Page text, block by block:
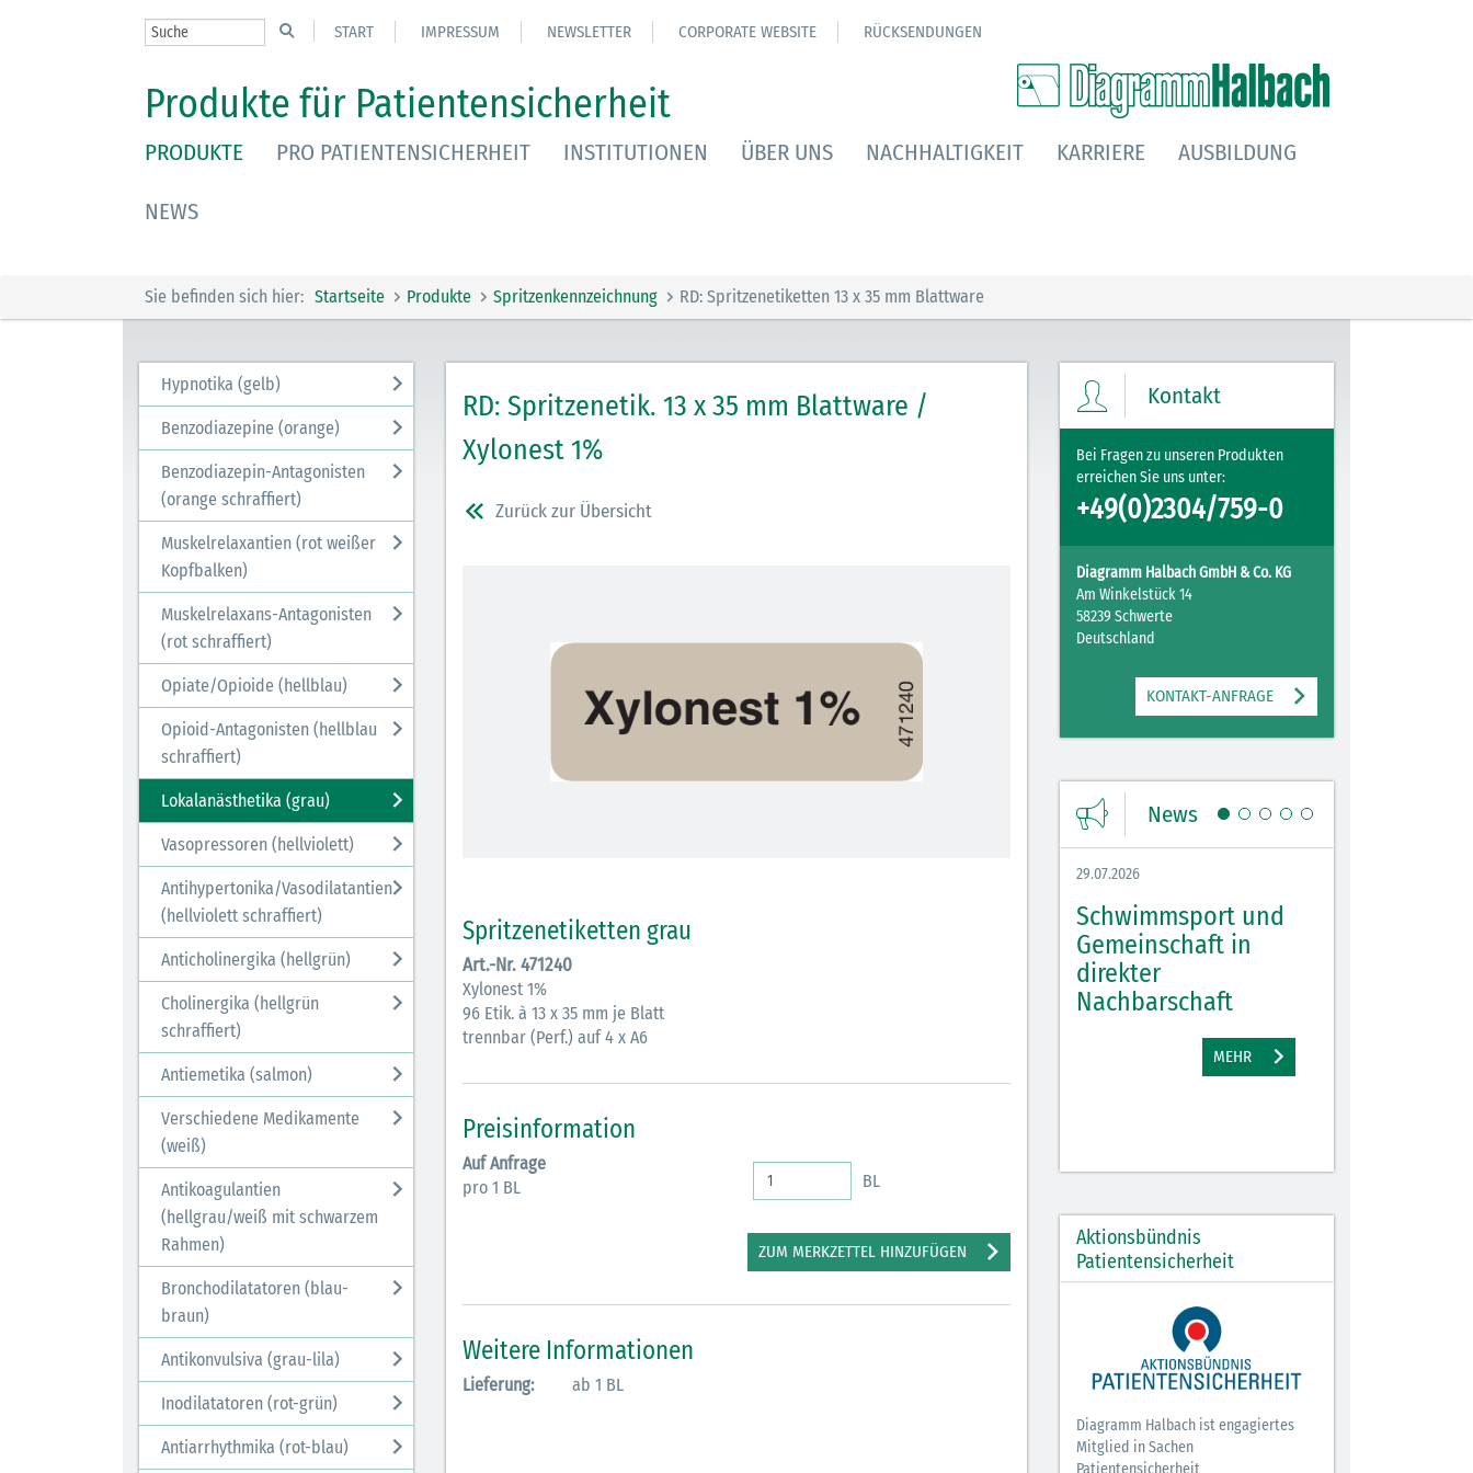
START IMPRESSUM NEWSLETTER CORPORATE WEBSITE RÜCKSENDUNGEN
Produkte für Patientensicherheit
PRODUKTE PRO PATIENTENSICHERHEIT INSTITUTIONEN ÜBER UNS NACHHALTIGKEIT KARRIERE AUSBILDUNG
NEWS
Sie befinden sich hier: Startseite Produkte Spritzenkennzeichnung RD: Spritzenetiketten 13 x 35 mm Blattware
Hypnotika (gelb)
Benzodiazepine (orange)
Benzodiazepin-Antagonisten
(orange schraffiert)
Muskelrelaxantien (rot weißer
Kopfbalken)
Muskelrelaxans-Antagonisten
(rot schraffiert)
Opiate/Opioide (hellblau)
Opioid-Antagonisten (hellblau
schraffiert)
Lokalanästhetika (grau)
Vasopressoren (hellviolett)
Antihypertonika/Vasodilatantien
(hellviolett schraffiert)
Anticholinergika (hellgrün)
Cholinergika (hellgrün
schraffiert)
Antiemetika (salmon)
Verschiedene Medikamente
(weiß)
Antikoagulantien
(hellgrau/weiß mit schwarzem
Rahmen)
Bronchodilatatoren (blau-
braun)
Antikonvulsiva (grau-lila)
Inodilatatoren (rot-grün)
Antiarrhythmika (rot-blau)
RD: Spritzenetik. 13 x 35 mm Blattware /
Xylonest 1%
Zurück zur Übersicht
Spritzenetiketten grau
Art.-Nr. 471240
Xylonest 1%
96 Etik. à 13 x 35 mm je Blatt
trennbar (Perf.) auf 4 x A6
Preisinformation
Auf Anfrage
pro 1 BL
BL
ZUM MERKZETTEL HINZUFÜGEN
Weitere Informationen
Lieferung: ab 1 BL
Kontakt
Bei Fragen zu unseren Produkten
erreichen Sie uns unter:
+49(0)2304/759-0
Diagramm Halbach GmbH & Co. KG
Am Winkelstück 14
58239 Schwerte
Deutschland
KONTAKT-ANFRAGE
News
29.07.2026
Schwimmsport und
Gemeinschaft in
direkter
Nachbarschaft
MEHR
Aktionsbündnis
Patientensicherheit
Diagramm Halbach ist engagiertes
Mitglied in Sachen
Patientensicherheit